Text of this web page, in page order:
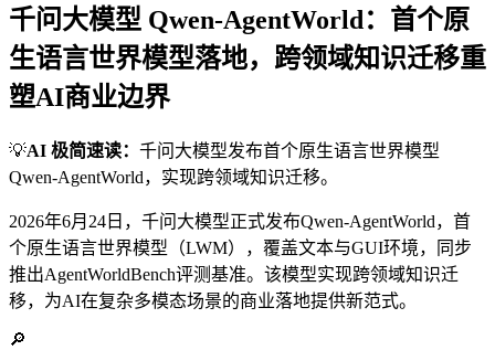
千问大模型 Qwen-AgentWorld：首个原
生语言世界模型落地，跨领域知识迁移重
塑AI商业边界
💡AI 极简速读： 千问大模型发布首个原生语言世界模型
Qwen-AgentWorld，实现跨领域知识迁移。
2026年6月24日，千问大模型正式发布Qwen-AgentWorld，首
个原生语言世界模型（LWM），覆盖文本与GUI环境，同步
推出AgentWorldBench评测基准。该模型实现跨领域知识迁
移，为AI在复杂多模态场景的商业落地提供新范式。
🔎